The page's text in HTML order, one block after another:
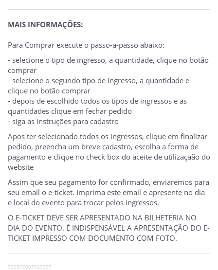
MAIS INFORMAÇÕES:
Para Comprar execute o passo-a-passo abaixo:
- selecione o tipo de ingresso, a quantidade, clique no botão
comprar
- selecione o segundo tipo de ingresso, a quantidade e
clique no botão comprar
- depois de escolhido todos os tipos de ingressos e as
quantidades clique em fechar pedido
- siga as instruções para cadastro
Apos ter selecionado todos os ingressos, clique em finalizar
pedido, preencha um breve cadastro, escolha a forma de
pagamento e clique no check box do aceite de utilizaçaão do
website
Assim que seu pagamento for confirmado, enviaremos para
seu email o e-ticket. Imprima este email e apresente no dia
e local do evento para trocar pelos ingressos.
O E-TICKET DEVE SER APRESENTADO NA BILHETERIA NO
DIA DO EVENTO. É INDISPENSÁVEL A APRESENTAÇÃO DO E-
TICKET IMPRESSO COM DOCUMENTO COM FOTO.
320577007729257